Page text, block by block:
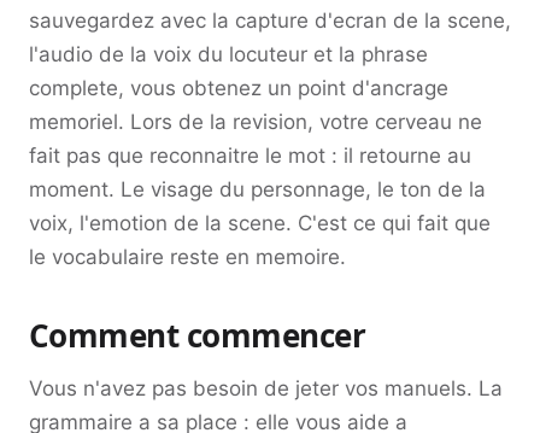
sauvegardez avec la capture d'ecran de la scene,
l'audio de la voix du locuteur et la phrase
complete, vous obtenez un point d'ancrage
memoriel. Lors de la revision, votre cerveau ne
fait pas que reconnaitre le mot : il retourne au
moment. Le visage du personnage, le ton de la
voix, l'emotion de la scene. C'est ce qui fait que
le vocabulaire reste en memoire.
Comment commencer
Vous n'avez pas besoin de jeter vos manuels. La
grammaire a sa place : elle vous aide a